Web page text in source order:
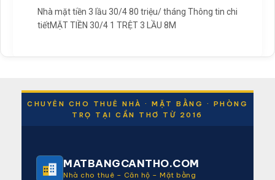
Nhà mặt tiền 3 lầu 30/4 80 triệu/ tháng Thông tin chi
tiếtMẶT TIỀN 30/4 1 TRỆT 3 LẦU 8M
CHUYÊN CHO THUÊ NHÀ · MẶT BẰNG · PHÒNG
TRỌ TẠI CẦN THƠ TỪ 2016
MATBANGCANTHO.COM
Nhà cho thuê – Căn hộ – Mặt bằng